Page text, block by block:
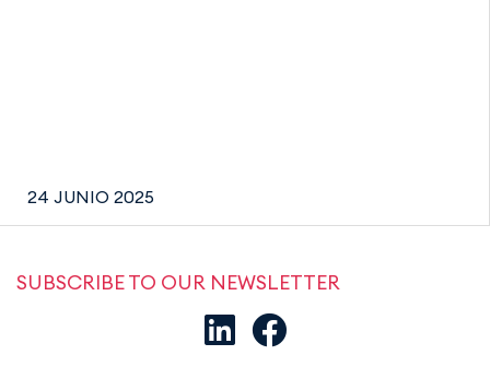
24 JUNIO 2025
SUBSCRIBE TO OUR NEWSLETTER